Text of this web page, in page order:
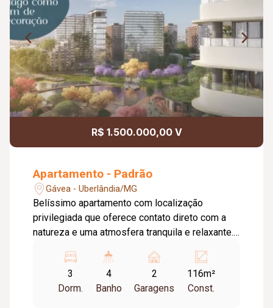
R$ 1.500.000,00 V
Apartamento - Padrão
Gávea - Uberlândia/MG
Belíssimo apartamento com localização
privilegiada que oferece contato direto com a
natureza e uma atmosfera tranquila e relaxante.
em 02 ambientes, sacada gourmet com
churrasqueira a carvão, lavabo para a
conveniência dos visitantes, cozinha americana
3
Dorm.
4
Banho
2
Garagens
116m²
Const.